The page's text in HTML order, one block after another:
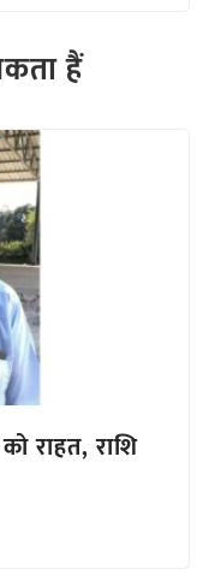
हैं
राहत, राशि